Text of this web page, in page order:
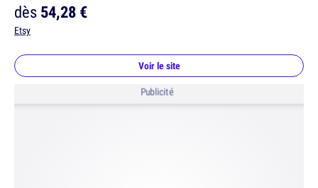
dès54,28 €
Etsy
Voir le site
Publicité